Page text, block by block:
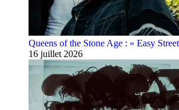
Queens of the Stone Age : « Easy
16 juillet 2026